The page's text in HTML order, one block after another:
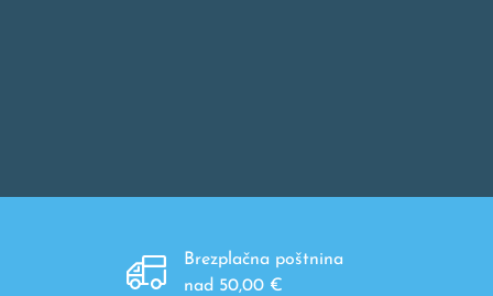
Brezplačna poštnina
nad 50,00 €